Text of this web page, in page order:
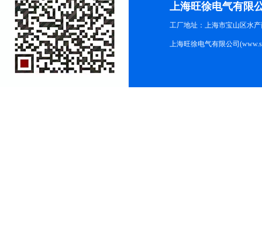
上海旺徐电气有限
工厂地址：上海市宝山区水产
上海旺徐电气有限公司